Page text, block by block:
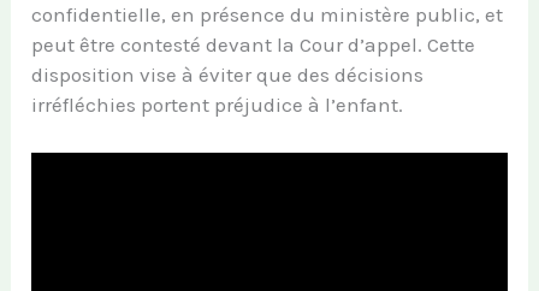
confidentielle, en présence du ministère public, et
peut être contesté devant la Cour d’appel. Cette
disposition vise à éviter que des décisions
irréfléchies portent préjudice à l’enfant.